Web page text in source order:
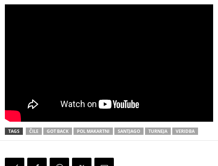
TAGS ČILE GOT BACK POL MAKARTNI SANTJAGO TURNEJA VERIDBA